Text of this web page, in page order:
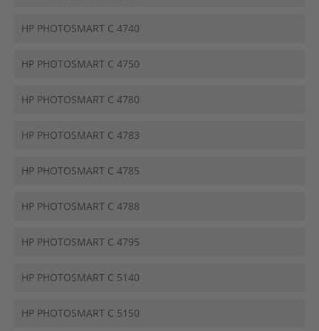
HP PHOTOSMART C 4740
HP PHOTOSMART C 4750
HP PHOTOSMART C 4780
HP PHOTOSMART C 4783
HP PHOTOSMART C 4785
HP PHOTOSMART C 4788
HP PHOTOSMART C 4795
HP PHOTOSMART C 5140
HP PHOTOSMART C 5150